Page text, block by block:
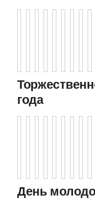
года
День